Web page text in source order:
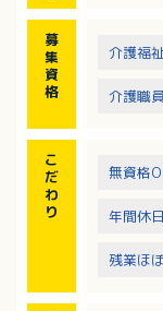
募
集
資
格
介護福
介護職
こ
だ
わ
り
無資格
年間休
残業ほ